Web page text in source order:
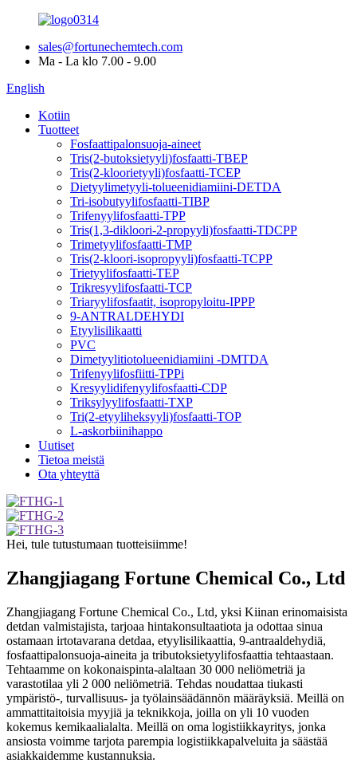
sales@fortunechemtech.com
Ma - La klo 7.00 - 9.00
English
Kotiin
Tuotteet
Fosfaattipalonsuoja-aineet
Tris(2-butoksietyyli)fosfaatti-TBEP
Tris(2-kloorietyyli)fosfaatti-TCEP
Dietyylimetyyli-tolueenidiamiini-DETDA
Tri-isobutyylifosfaatti-TIBP
Trifenyylifosfaatti-TPP
Tris(1,3-dikloori-2-propyyli)fosfaatti-TDCPP
Trimetyylifosfaatti-TMP
Tris(2-kloori-isopropyyli)fosfaatti-TCPP
Trietyylifosfaatti-TEP
Trikresyylifosfaatti-TCP
Triaryylifosfaatit, isopropyloitu-IPPP
9-ANTRALDEHYDI
Etyylisilikaatti
PVC
Dimetyylitiotolueenidiamiini -DMTDA
Trifenyylifosfiitti-TPPi
Kresyylidifenyylifosfaatti-CDP
Triksylyylifosfaatti-TXP
Tri(2-etyyliheksyyli)fosfaatti-TOP
L-askorbiinihappo
Uutiset
Tietoa meistä
Ota yhteyttä
Hei, tule tutustumaan tuotteisiimme!
Zhangjiagang Fortune Chemical Co., Ltd
Zhangjiagang Fortune Chemical Co., Ltd, yksi Kiinan erinomaisista
detdan valmistajista, tarjoaa hintakonsultaatiota ja odottaa sinua
ostamaan irtotavarana detdaa, etyylisilikaattia, 9-antraaldehydiä,
fosfaattipalonsuoja-aineita ja tributoksietyylifosfaattia tehtaastaan.
Tehtaamme on kokonaispinta-alaltaan 30 000 neliömetriä ja
varastotilaa yli 2 000 neliömetriä. Tehdas noudattaa tiukasti
ympäristö-, turvallisuus- ja työlainsäädännön määräyksiä. Meillä on
ammattitaitoisia myyjiä ja teknikkoja, joilla on yli 10 vuoden
kokemus kemikaalialalta. Meillä on oma logistiikkayritys, jonka
ansiosta voimme tarjota parempia logistiikkapalveluita ja säästää
asiakkaidemme kustannuksia.